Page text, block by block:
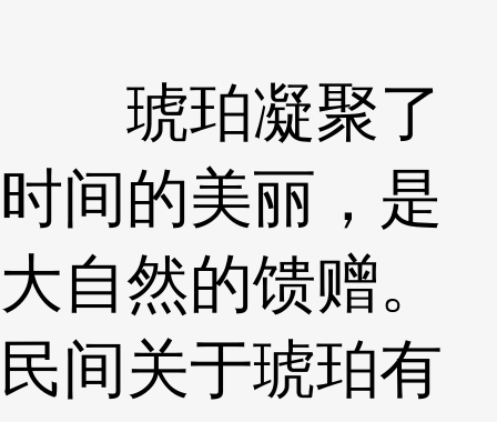
琥珀凝聚了
时间的美丽，是
大自然的馈赠。
民间关于琥珀有